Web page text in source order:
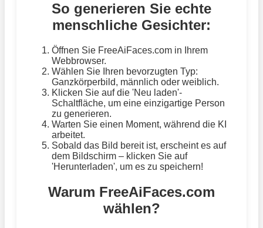
So generieren Sie echte
menschliche Gesichter:
Öffnen Sie FreeAiFaces.com in Ihrem
Webbrowser.
Wählen Sie Ihren bevorzugten Typ:
Ganzkörperbild, männlich oder weiblich.
Klicken Sie auf die 'Neu laden'-
Schaltfläche, um eine einzigartige Person
zu generieren.
Warten Sie einen Moment, während die KI
arbeitet.
Sobald das Bild bereit ist, erscheint es auf
dem Bildschirm – klicken Sie auf
'Herunterladen', um es zu speichern!
Warum FreeAiFaces.com
wählen?